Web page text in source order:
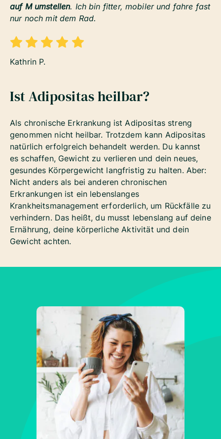
auf M umstellen. Ich bin fitter, mobiler und fahre fast
nur noch mit dem Rad.
Kathrin P.
Ist Adipositas heilbar?
Als chronische Erkrankung ist Adipositas streng
genommen nicht heilbar. Trotzdem kann Adipositas
natürlich erfolgreich behandelt werden. Du kannst
es schaffen, Gewicht zu verlieren und dein neues,
gesundes Körpergewicht langfristig zu halten. Aber:
Nicht anders als bei anderen chronischen
Erkrankungen ist ein lebenslanges
Krankheitsmanagement erforderlich, um Rückfälle zu
verhindern. Das heißt, du musst lebenslang auf deine
Ernährung, deine körperliche Aktivität und dein
Gewicht achten.